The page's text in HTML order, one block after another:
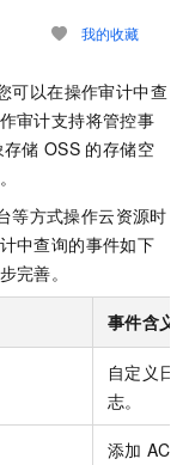
我的收藏
可以在操作审计中查
审计支持将管控事
储 OSS 的存储空
等方式操作云资源时
中查询的事件如下
完善。
事件含义
自定义日
志。
添加 ACL